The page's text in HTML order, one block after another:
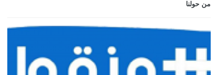
من حولنا